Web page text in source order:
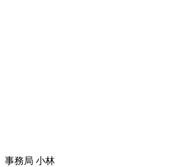
事務局 小林